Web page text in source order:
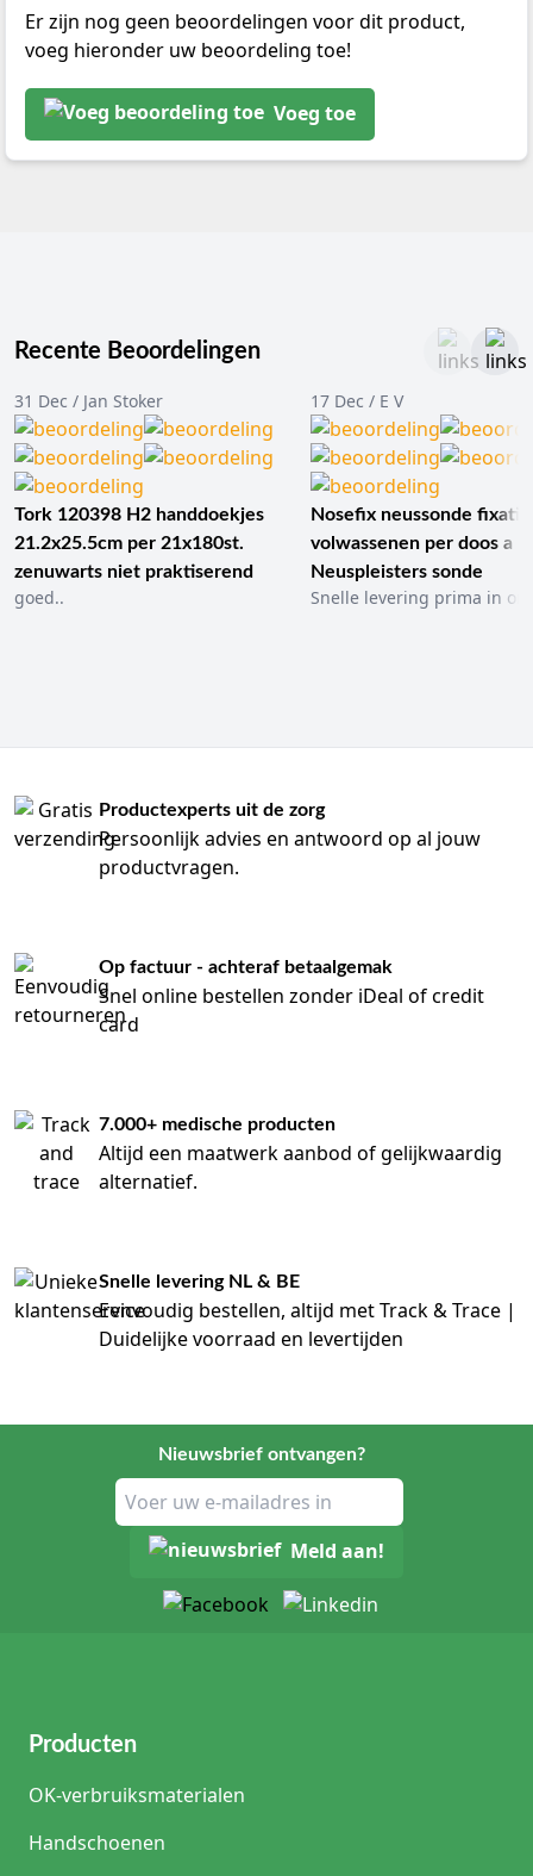
Er zijn nog geen beoordelingen voor dit product,
voeg hieronder uw beoordeling toe!
Voeg toe
Recente Beoordelingen
31 Dec / Jan Stoker
Tork 120398 H2 handdoekjes
21.2x25.5cm per 21x180st.
zenuwarts niet praktiserend
goed..
17 Dec / E V
Nosefix neussonde
volwassenen per doos a
Neuspleisters sonde
Snelle levering prima in
Productexperts uit de zorg
Persoonlijk advies en antwoord op al jouw
productvragen.
Op factuur - achteraf betaalgemak
Snel online bestellen zonder iDeal of credit
card
7.000+ medische producten
Altijd een maatwerk aanbod of gelijkwaardig
alternatief.
Snelle levering NL & BE
Eenvoudig bestellen, altijd met Track & Trace |
Duidelijke voorraad en levertijden
Nieuwsbrief ontvangen?
Meld aan!
Producten
OK-verbruiksmaterialen
Handschoenen